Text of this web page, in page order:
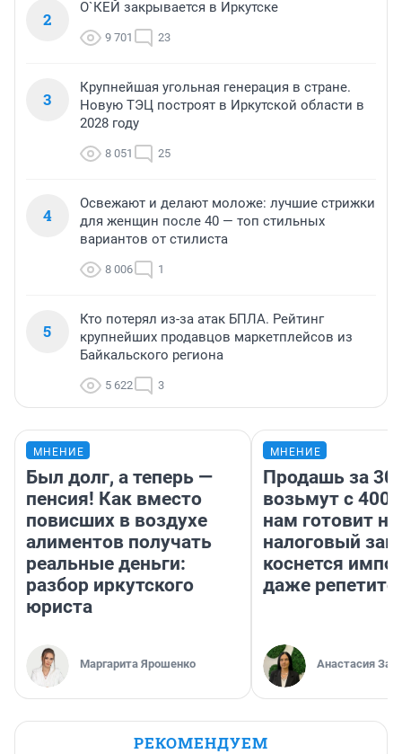
2
О`КЕЙ закрывается в Иркутске
9 701 23
3
Крупнейшая угольная генерация в стране.
Новую ТЭЦ построят в Иркутской области в
2028 году
8 051 25
4
Освежают и делают моложе: лучшие стрижки
для женщин после 40 — топ стильных
вариантов от стилиста
8 006 1
5
Кто потерял из-за атак БПЛА. Рейтинг
крупнейших продавцов маркетплейсов из
Байкальского региона
5 622 3
МНЕНИЕ
Был долг, а теперь —
пенсия! Как вместо
повисших в воздухе
алиментов получать
реальные деньги:
разбор иркутского
юриста
Маргарита Ярошенко
МНЕНИЕ
Продашь за
возьмут с
нам готовит
налоговый
коснется
даже
Анастасия
РЕКОМЕНДУЕМ